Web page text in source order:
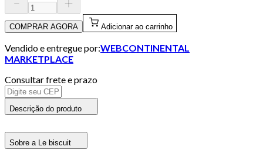
COMPRAR AGORA Adicionar ao carrinho
Vendido e entregue por:WEBCONTINENTAL
MARKETPLACE
Consultar frete e prazo
Descrição do produto
Sobre a Le biscuit